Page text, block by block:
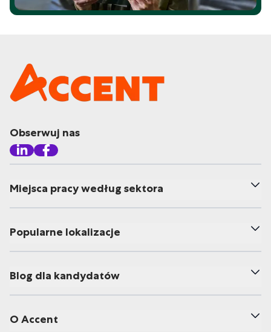
Obserwuj nas
Miejsca pracy według sektora
Popularne lokalizacje
Blog dla kandydatów
O Accent